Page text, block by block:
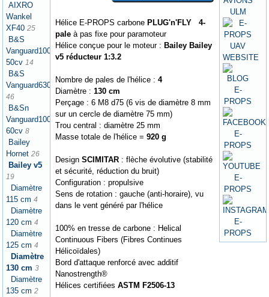
AIXRO
Wankel
XF40 25
B&S
Vanguard1000
50cv 14
B&S
Vanguard630
46
B&Sn
Vanguard1000
60cv 8
Bailey
Hornet 26
Bailey v5
19
Diamètre
115 cm 4
Diamètre
120 cm 4
Diamètre
125 cm 4
Diamètre
130 cm 3
Diamètre
135 cm 2
Hélice E-PROPS carbone PLUG'n'FLY 4-
pale à pas fixe pour paramoteur
Hélice conçue pour le moteur : Bailey Bailey
v5 réducteur 1:3.2
Nombre de pales de l'hélice :4
Diamètre :130 cm
Perçage : 6 M8 d75 (6 vis de diamètre 8 mm
sur un cercle de diamètre 75 mm)
Trou central : diamètre 25 mm
Masse totale de l'hélice =920 g
DesignSCIMITAR : flèche évolutive (stabilité
et sécurité, réduction du bruit)
Configuration : propulsive
Sens de rotation : gauche (anti-horaire), vu
dans le vent généré par l'hélice
100% en tresse de carbone : Helical
Continuous Fibers (Fibres Continues
Hélicoïdales)
Bord d'attaque renforcé avec additif
Nanostrength®
Hélices certifiéesASTM F2506-13